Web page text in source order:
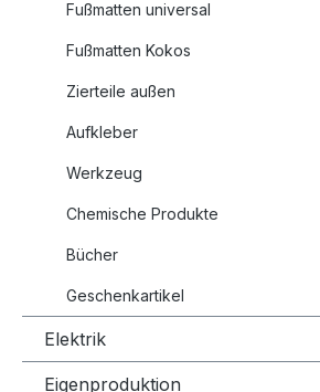
Fußmatten universal
Fußmatten Kokos
Zierteile außen
Aufkleber
Werkzeug
Chemische Produkte
Bücher
Geschenkartikel
Elektrik
Eigenproduktion